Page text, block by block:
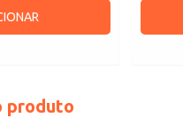
produto